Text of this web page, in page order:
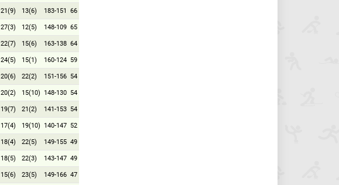
21(9) 13(6) 183-151 66
27(3) 12(5) 148-109 65
22(7) 15(6) 163-138 64
24(5) 15(1) 160-124 59
20(6) 22(2) 151-156 54
20(2) 15(10) 148-130 54
19(7) 21(2) 141-153 54
17(4) 19(10) 140-147 52
18(4) 22(5) 149-155 49
18(5) 22(3) 143-147 49
15(6) 23(5) 149-166 47